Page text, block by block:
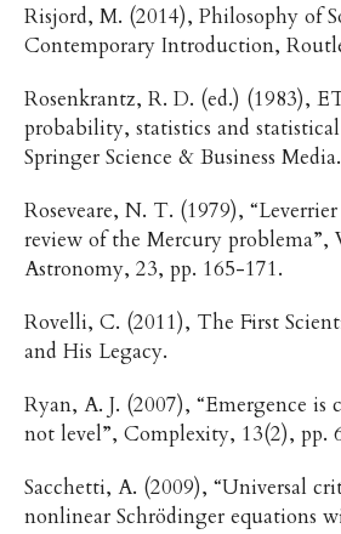
Risjord, M. (2014), Philosophy of
Contemporary Introduction,
Rosenkrantz, R. D. (ed.) (1983),
probability, statistics and
Springer Science & Business Media.
Roseveare, N. T. (1979),
review of the Mercury problema”,
Astronomy, 23, pp. 165-171.
Rovelli, C. (2011), The First
and His Legacy.
Ryan, A. J. (2007), “Emergence is
not level”, Complexity, 13(2), pp.
Sacchetti, A. (2009), “Universal
nonlinear Schrödinger equations